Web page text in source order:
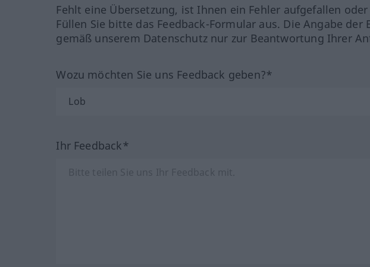
Fehlt eine Übersetzung, ist Ihnen ein Fehler aufgefallen
Füllen Sie bitte das Feedback-Formular aus. Die Angabe
gemäß unserem Datenschutz nur zur Beantwortung Ihrer
Wozu möchten Sie uns Feedback geben?*
Ihr Feedback*